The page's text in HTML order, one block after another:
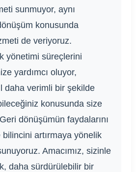
sunmuyor, aynı
konusunda
de veriyoruz.
yönetimi süreçlerini
yardımcı oluyor,
daha verimli bir şekilde
konusunda size
dönüşümün faydalarını
bilincini artırmaya yönelik
Amacımız, sizinle
daha sürdürülebilir bir